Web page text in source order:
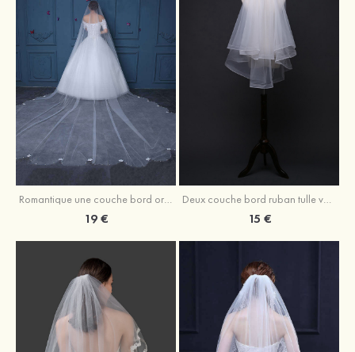
Romantique une couche bord orné de perle tulle voile de mariée cathédrale avec fleur
19 €
Deux couche bord ruban tulle voile de mariée longueur bout des doigts avec ruban
15 €